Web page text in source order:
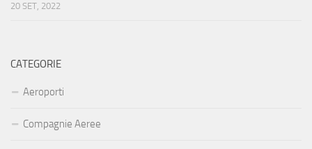
20 SET, 2022
CATEGORIE
Aeroporti
Compagnie Aeree